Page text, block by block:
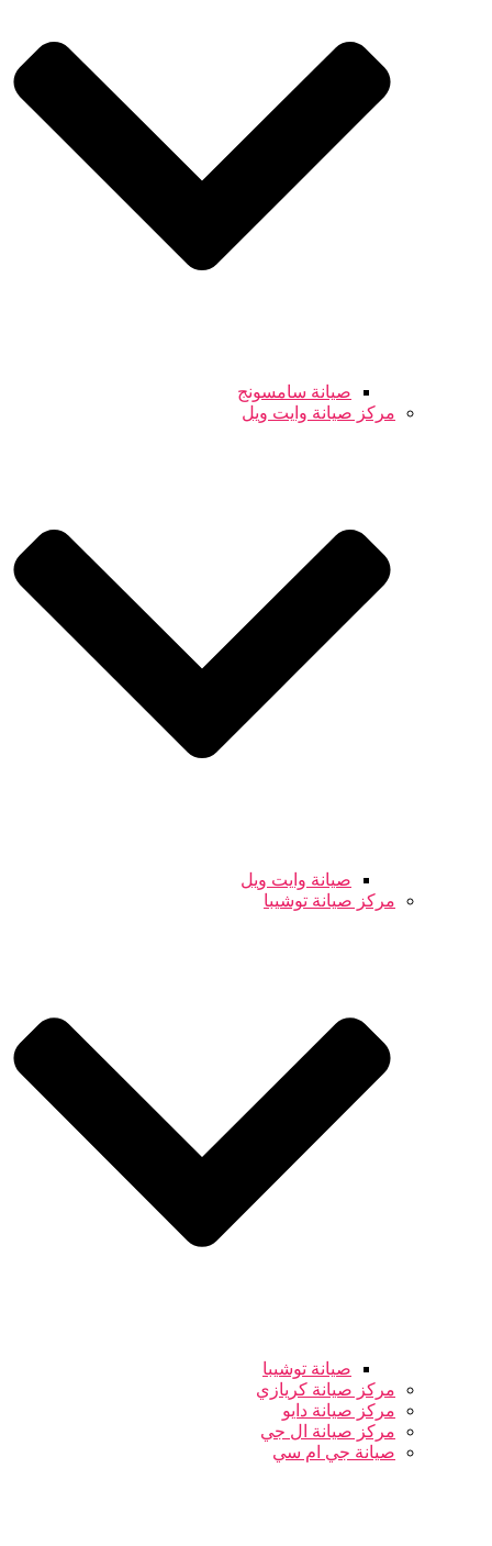
صيانة سامسونج
مركز صيانة وايت ويل
صيانة وايت ويل
مركز صيانة توشيبا
صيانة توشيبا
مركز صيانة كريازي
مركز صيانة دايو
مركز صيانة ال جي
صيانة جي ام سي